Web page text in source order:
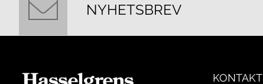
NYHETSBREV
KONTAKT